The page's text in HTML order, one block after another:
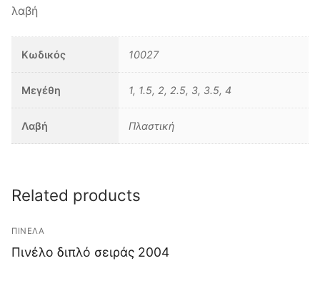
λαβή
Κωδικός 10027
Μεγέθη 1, 1.5, 2, 2.5, 3, 3.5, 4
Λαβή Πλαστική
Related products
ΠΙΝΕΛΑ
Πινέλο διπλό σειράς 2004